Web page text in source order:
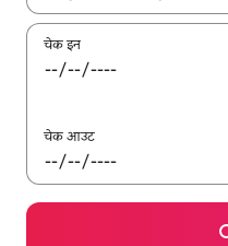
चेक इन
चेक आउट